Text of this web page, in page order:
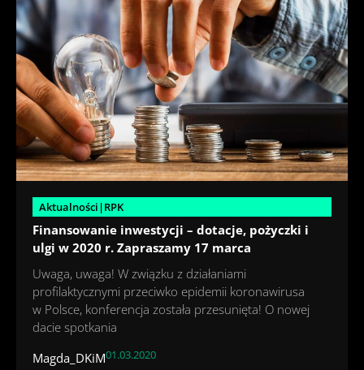
Aktualności|RPK
Finansowanie inwestycji – dotacje, pożyczki i
ulgi w 2020 r. Zapraszamy 17 marca
Uwaga, uwaga! W związku z działaniami
profilaktycznymi przeciwko epidemii koronawirusa
w Polsce, konferencja została przesunięta! O nowej
dacie spotkania
Magda_DKiM01.03.2020